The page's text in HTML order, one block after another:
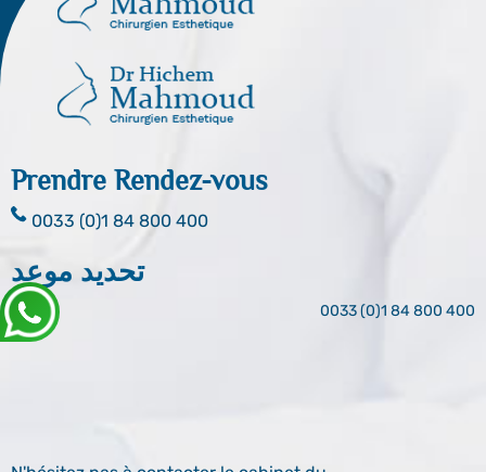
Prendre Rendez-vous
0033 (0)1 84 800 400
تحديد موعد
0033 (0)1 84 800 400